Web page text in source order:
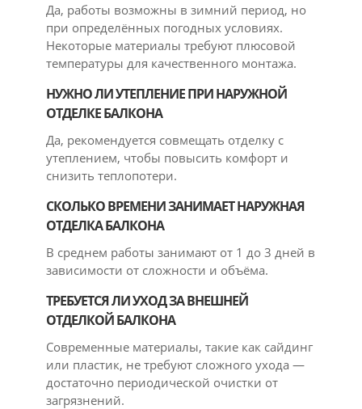
Да, работы возможны в зимний период, но
при определённых погодных условиях.
Некоторые материалы требуют плюсовой
температуры для качественного монтажа.
НУЖНО ЛИ УТЕПЛЕНИЕ ПРИ НАРУЖНОЙ
ОТДЕЛКЕ БАЛКОНА
Да, рекомендуется совмещать отделку с
утеплением, чтобы повысить комфорт и
снизить теплопотери.
СКОЛЬКО ВРЕМЕНИ ЗАНИМАЕТ НАРУЖНАЯ
ОТДЕЛКА БАЛКОНА
В среднем работы занимают от 1 до 3 дней в
зависимости от сложности и объёма.
ТРЕБУЕТСЯ ЛИ УХОД ЗА ВНЕШНЕЙ
ОТДЕЛКОЙ БАЛКОНА
Современные материалы, такие как сайдинг
или пластик, не требуют сложного ухода —
достаточно периодической очистки от
загрязнений.